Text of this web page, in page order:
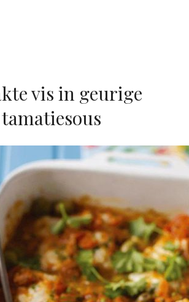
vis in geurige
tamatiesous